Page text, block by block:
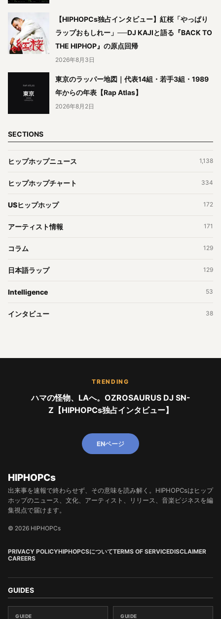
【HIPHOPCs独占インタビュー】紅桜「やっぱり
ラップおもしれー」──DJ KAJIと語る『BACK TO
THE HIPHOP』の原点回帰
2026年8月3日
東京のラッパー地図｜代表14組・若手3組・1989
年からの年表【Rap Atlas】
2026年8月2日
SECTIONS
ヒップホップニュース 1,138
ヒップホップチャート 334
USヒップホップ 172
アーティスト情報 171
コラム 129
日本語ラップ 129
Intelligence 53
インタビュー 38
TRENDING
ハマの怪物、LAへ。OZROSAURUS DJ SN-
Z【HIPHOPCs独占インタビュー】
ENページ
HIPHOPCs
出来事を速報で終わらせず、その意味を読み解く。HIPHOPCsはヒップ
ホップのニュース、文化、アーティスト、リリース、音楽ビジネスを編
集視点で届けます。
© 2026 HIPHOPCs
PRIVACY POLICYHIPHOPCSについてTERMS OF SERVICEDISCLAIMER
CAREERS
GUIDES
GUIDE GUIDE